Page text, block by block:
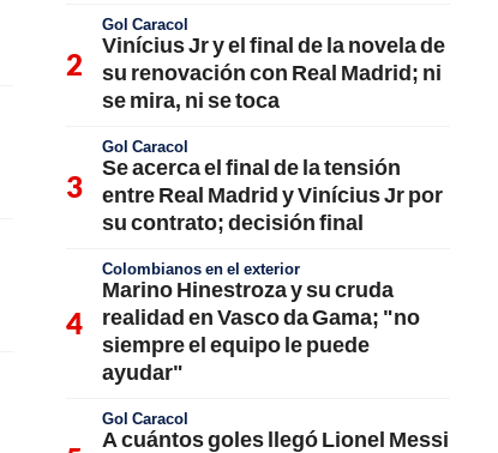
Gol Caracol
Vinícius Jr y el final de la novela de
su renovación con Real Madrid; ni
se mira, ni se toca
Gol Caracol
Se acerca el final de la tensión
entre Real Madrid y Vinícius Jr por
su contrato; decisión final
Colombianos en el exterior
Marino Hinestroza y su cruda
realidad en Vasco da Gama; "no
siempre el equipo le puede
ayudar"
Gol Caracol
A cuántos goles llegó Lionel Messi